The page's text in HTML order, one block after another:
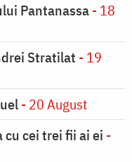
Pantanassa- 18
Stratilat - 19
- 20 August
cu cei trei fii ai ei -